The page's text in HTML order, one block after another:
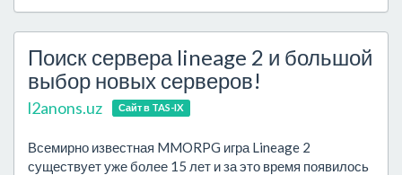
Поиск сервера lineage 2 и большой
выбор новых серверов!
l2anons.uz Сайт в TAS-IX
Всемирно известная MMORPG игра Lineage 2
существует уже более 15 лет и за это время появилось